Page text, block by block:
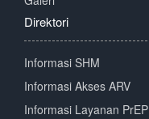
Direktori
Informasi SHM
Informasi Akses ARV
Informasi Layanan PrEP